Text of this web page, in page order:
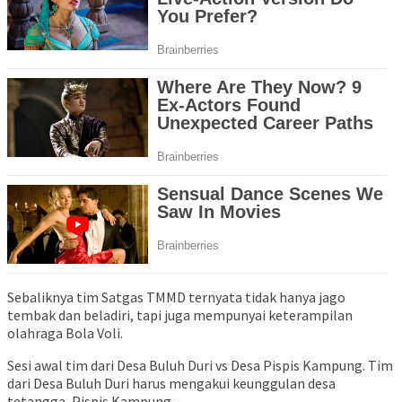
Sebaliknya tim Satgas TMMD ternyata tidak hanya jago
tembak dan beladiri, tapi juga mempunyai keterampilan
olahraga Bola Voli.
Sesi awal tim dari Desa Buluh Duri vs Desa Pispis Kampung. Tim
dari Desa Buluh Duri harus mengakui keunggulan desa